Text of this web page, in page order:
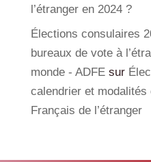
l’étranger en 2024 ?
Élections consulaires
bureaux de vote à
monde - ADFEsur
calendrier et
Français de l’étranger